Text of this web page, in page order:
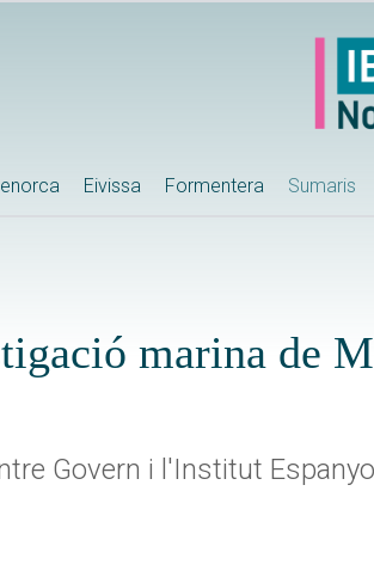
Eivissa Formentera Sumaris
marina de
Govern i l'Institut